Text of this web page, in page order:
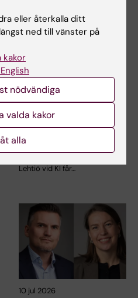
24 jul 2026
Två KI-forskare får
innovationsfinansieri
ng från Knut och
Alice Wallenbergs
Stiftelse
Professor Gonçalo Castelo-
Lehtiö vid KI får…
10 jul 2026
eller återkalla ditt
ned till vänster på
kakor
nödvändiga
valda kakor
alla